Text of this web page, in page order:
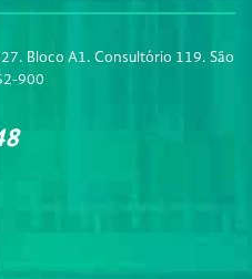
Bloco A1. Consultório 119. São
900